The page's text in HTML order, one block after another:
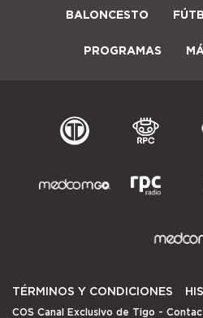
BALONCESTO
PROGRAMAS
TÉRMINOS Y CONDICIONES
COS Canal Exclusivo de Tigo -